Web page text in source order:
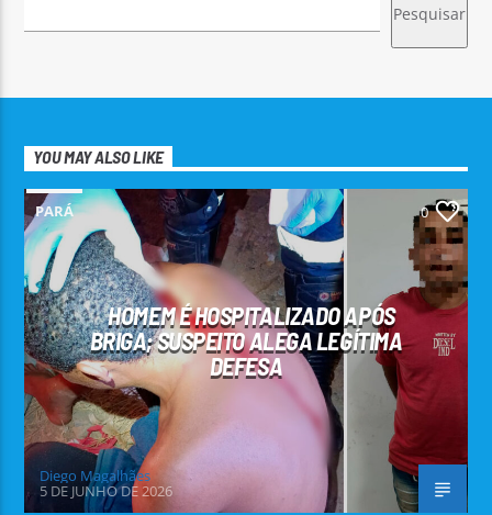
Pesquisar
YOU MAY ALSO LIKE
PARÁ 0
HOMEM É HOSPITALIZADO APÓS
BRIGA; SUSPEITO ALEGA LEGÍTIMA
DEFESA
Diego Magalhães
5 DE JUNHO DE 2026